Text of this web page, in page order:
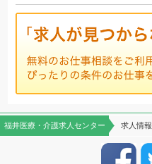
福井医療・介護求人センター 求人情報